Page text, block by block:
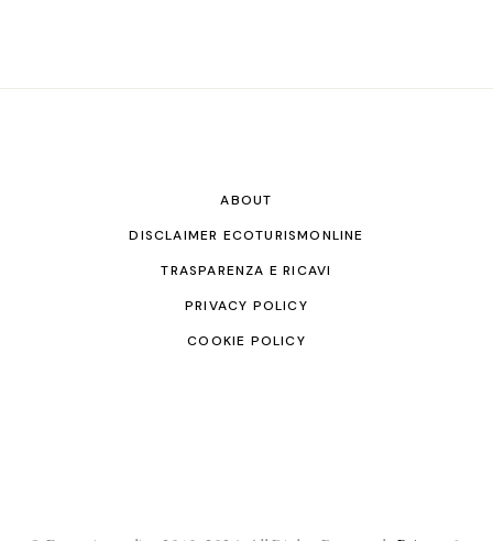
ABOUT
DISCLAIMER ECOTURISMONLINE
TRASPARENZA E RICAVI
PRIVACY POLICY
COOKIE POLICY